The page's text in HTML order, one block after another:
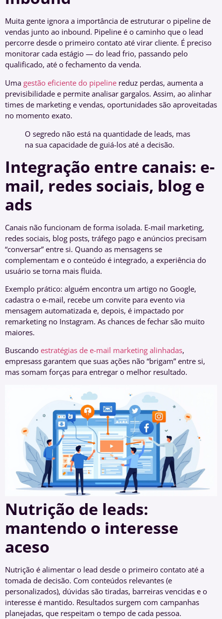
Muita gente ignora a importância de estruturar o pipeline de
vendas junto ao inbound. Pipeline é o caminho que o lead
percorre desde o primeiro contato até virar cliente. É preciso
monitorar cada estágio — do lead frio, passando pelo
qualificado, até o fechamento da venda.
Uma gestão eficiente do pipeline reduz perdas, aumenta a
previsibilidade e permite analisar gargalos. Assim, ao alinhar
times de marketing e vendas, oportunidades são aproveitadas
no momento exato.
O segredo não está na quantidade de leads, mas
na sua capacidade de guiá-los até a decisão.
Integração entre canais: e-
mail, redes sociais, blog e
ads
Canais não funcionam de forma isolada. E-mail marketing,
redes sociais, blog posts, tráfego pago e anúncios precisam
“conversar” entre si. Quando as mensagens se
complementam e o conteúdo é integrado, a experiência do
usuário se torna mais fluida.
Exemplo prático: alguém encontra um artigo no Google,
cadastra o e-mail, recebe um convite para evento via
mensagem automatizada e, depois, é impactado por
remarketing no Instagram. As chances de fechar são muito
maiores.
Buscando estratégias de e-mail marketing alinhadas,
empresass garantem que suas ações não “brigam” entre si,
mas somam forças para entregar o melhor resultado.
Nutrição de leads:
mantendo o interesse
aceso
Nutrição é alimentar o lead desde o primeiro contato até a
tomada de decisão. Com conteúdos relevantes (e
personalizados), dúvidas são tiradas, barreiras vencidas e o
interesse é mantido. Resultados surgem com campanhas
planejadas, que respeitam o tempo de cada pessoa.